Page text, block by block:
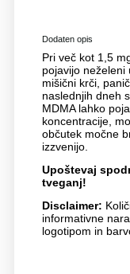
Dodaten opis
Pri več kot 1,5
pojavijo neželeni
mišični krči,
naslednjih dneh
MDMA lahko
koncentracije,
občutek močne
izzvenijo.
Upoštevaj
tveganj!
Disclaimer:
informativne
logotipom in